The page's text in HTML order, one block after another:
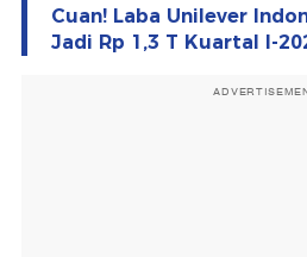
Cuan! Laba Unilever
Jadi Rp 1,3 T Kuartal I-